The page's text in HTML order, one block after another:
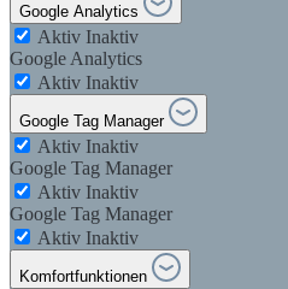
Google Analytics
Aktiv Inaktiv
Google Analytics
Aktiv Inaktiv
Google Tag Manager
Aktiv Inaktiv
Google Tag Manager
Aktiv Inaktiv
Google Tag Manager
Aktiv Inaktiv
Komfortfunktionen